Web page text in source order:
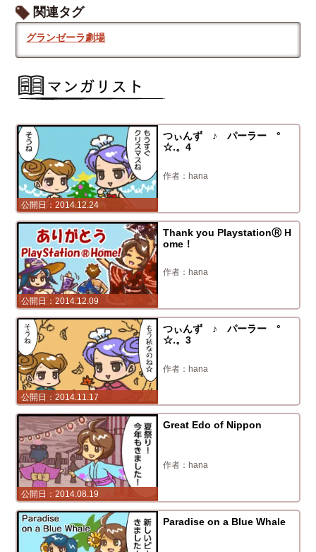
関連タグ
グランゼーラ劇場
2014.12.24
つぃんず ♪ パーラー °
☆.。4
hana
2014.12.09
Thank you PlaystationⓇ H
ome！
hana
2014.11.17
つぃんず ♪ パーラー °
☆.。3
hana
2014.08.19
Great Edo of Nippon
hana
Paradise on a Blue Whale